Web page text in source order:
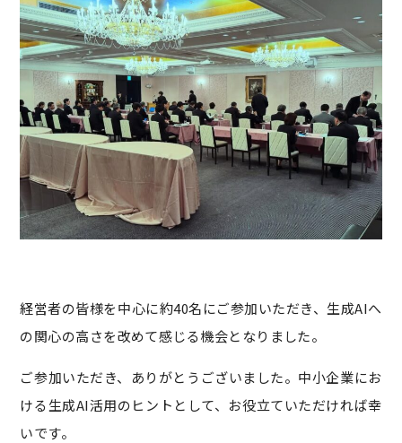
経営者の皆様を中心に約40名にご参加いただき、生成AIへ
の関心の高さを改めて感じる機会となりました。
ご参加いただき、ありがとうございました。中小企業にお
ける生成AI活用のヒントとして、お役立ていただければ幸
いです。